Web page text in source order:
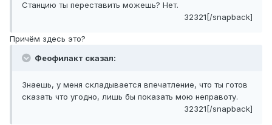
Станцию ты переставить можешь? Нет.
32321[/snapback]
Причём здесь это?
Феофилакт сказал:
Знаешь, у меня складывается впечатление, что ты готов
сказать что угодно, лишь бы показать мою неправоту.
32321[/snapback]